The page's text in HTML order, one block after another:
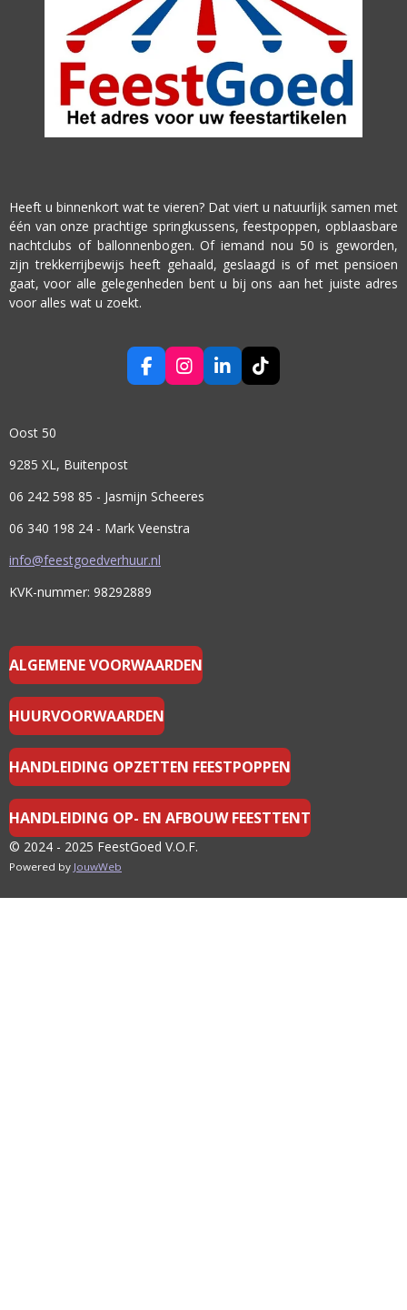
Heeft u binnenkort wat te vieren? Dat viert u natuurlijk samen met
één van onze prachtige springkussens, feestpoppen, opblaasbare
nachtclubs of ballonnenbogen. Of iemand nou 50 is geworden,
zijn trekkerrijbewijs heeft gehaald, geslaagd is of met pensioen
gaat, voor alle gelegenheden bent u bij ons aan het juiste adres
voor alles wat u zoekt.
F
A
K
I
N
A
L
I
T
I
Oost 50
9285 XL, Buitenpost
06 242 598 85 - Jasmijn Scheeres
06 340 198 24 - Mark Veenstra
info@feestgoedverhuur.nl
KVK-nummer: 98292889
ALGEMENE VOORWAARDEN
HUURVOORWAARDEN
HANDLEIDING OPZETTEN FEESTPOPPEN
HANDLEIDING OP- EN AFBOUW FEESTTENT
© 2024 - 2025 FeestGoed V.O.F.
Powered by JouwWeb